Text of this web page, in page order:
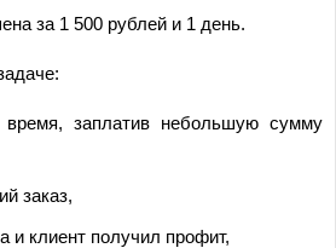
за 1 500 рублей и 1 день.
заплатив небольшую сумму
заказ,
и клиент получил профит,